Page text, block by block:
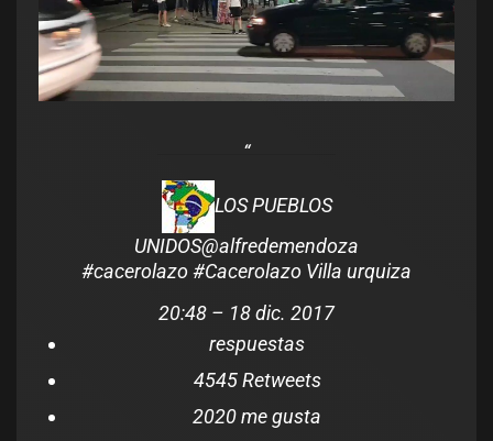
LOS PUEBLOS
UNIDOS@alfredemendoza
#cacerolazo#Cacerolazo Villa urquiza
20:48 – 18 dic. 2017
respuestas
4545 Retweets
2020 me gusta